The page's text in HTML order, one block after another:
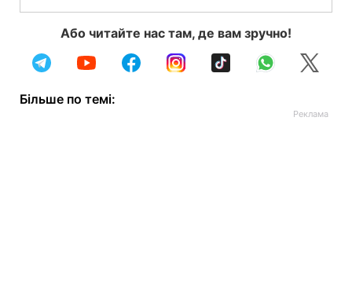
Або читайте нас там, де вам зручно!
Більше по темі: